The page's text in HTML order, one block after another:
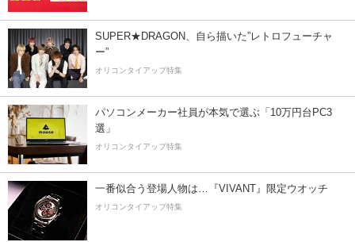
SUPER★DRAGON、自ら描いた”レトロフューチャ
ー”
オリコンタイアップ特集
パソコンメーカー社員が本気で選ぶ「10万円台PC3
選」
オリコンタイアップ特集
一番似合う登場人物は…『VIVANT』限定ウオッチ
オリコンタイアップ特集